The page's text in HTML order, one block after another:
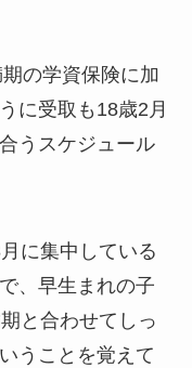
の学資保険に加
に受取も18歳2月
うスケジュール
に集中している
、早生まれの子
と合わせてしっ
うことを覚えて